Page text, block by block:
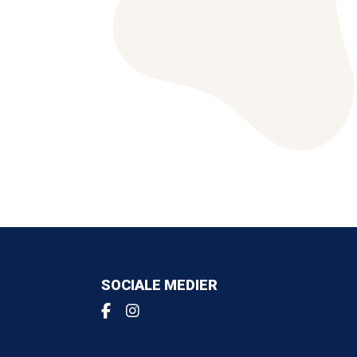
SOCIALE MEDIER